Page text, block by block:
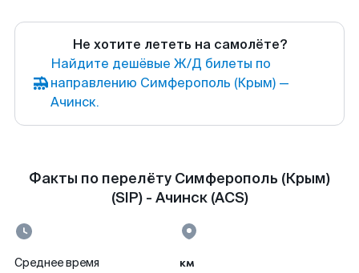
Не хотите лететь на самолёте?
Найдите дешёвые Ж/Д билеты по
направлению Симферополь (Крым) —
Ачинск.
Факты по перелёту Симферополь (Крым)
(SIP) - Ачинск (ACS)
Среднее время
км